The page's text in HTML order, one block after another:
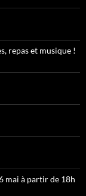
repas et musique !
mai à partir de 18h